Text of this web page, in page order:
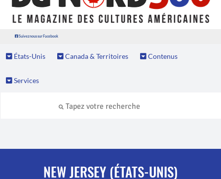
Suivez nous sur Facebook
États-Unis Canada & Territoires Contenus
Services
NEW JERSEY (ÉTATS-UNIS)